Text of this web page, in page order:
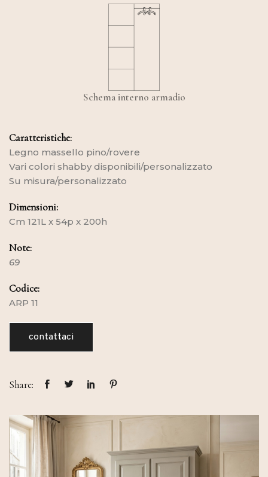
Schema interno armadio
Caratteristiche:
Legno massello pino/rovere
Vari colori shabby disponibili/personalizzato
Su misura/personalizzato
Dimensioni:
Cm 121L x 54p x 200h
Note:
69
Codice:
ARP 11
contattaci
Share: